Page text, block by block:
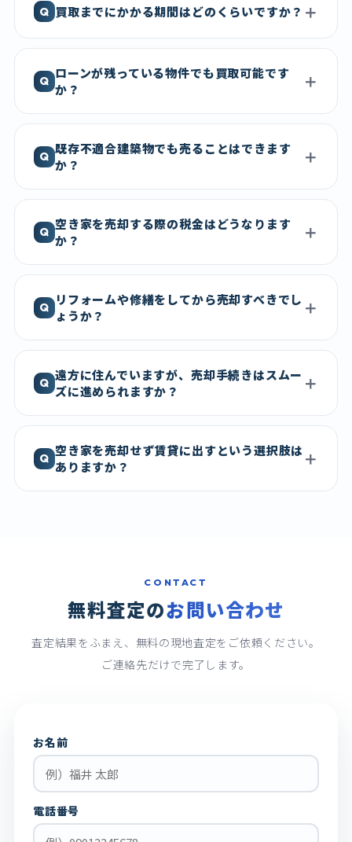
買取までにかかる期間はどのくらいですか？
ローンが残っている物件でも買取可能です
か？
既存不適合建築物でも売ることはできます
か？
空き家を売却する際の税金はどうなります
か？
リフォームや修繕をしてから売却すべきでし
ょうか？
遠方に住んでいますが、売却手続きはスムー
ズに進められますか？
空き家を売却せず賃貸に出すという選択肢は
ありますか？
CONTACT
無料査定のお問い合わせ
査定結果をふまえ、無料の現地査定をご依頼ください。
ご連絡先だけで完了します。
お名前
電話番号